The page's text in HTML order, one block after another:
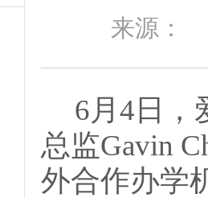
来源：
6月 4日，
总监Gavin
外合作办学